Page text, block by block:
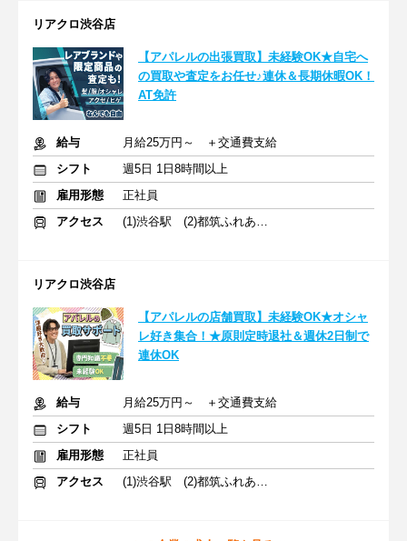
リアクロ渋谷店
【アパレルの出張買取】未経験OK★自宅へ
の買取や査定をお任せ♪連休＆長期休暇OK！
AT免許
給与
月給25万円～ ＋交通費支給
シフト
週5日 1日8時間以上
雇用形態
正社員
アクセス
(1)渋谷駅 (2)都筑ふれあいの丘駅
リアクロ渋谷店
【アパレルの店舗買取】未経験OK★オシャ
レ好き集合！★原則定時退社＆週休2日制で
連休OK
給与
月給25万円～ ＋交通費支給
シフト
週5日 1日8時間以上
雇用形態
正社員
アクセス
(1)渋谷駅 (2)都筑ふれあいの丘駅